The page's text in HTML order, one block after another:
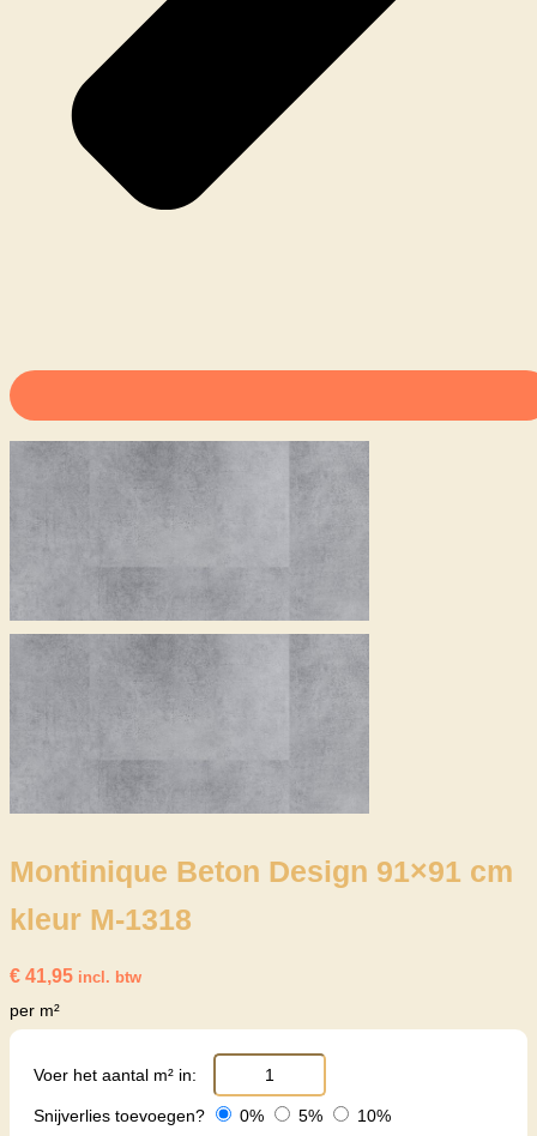
Montinique Beton Design 91×91 cm
kleur M-1318
€ 41,95 incl. btw
per m²
Voer het aantal m² in:
Snijverlies toevoegen? 0% 5% 10%